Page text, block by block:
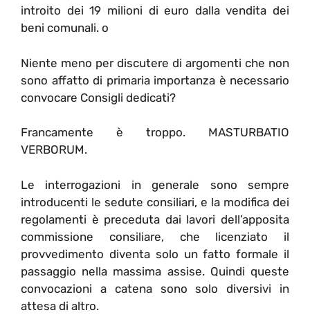
introito dei 19 milioni di euro dalla vendita dei
beni comunali. o
Niente meno per discutere di argomenti che non
sono affatto di primaria importanza è necessario
convocare Consigli dedicati?
Francamente è troppo. MASTURBATIO
VERBORUM.
Le interrogazioni in generale sono sempre
introducenti le sedute consiliari, e la modifica dei
regolamenti è preceduta dai lavori dell’apposita
commissione consiliare, che licenziato il
provvedimento diventa solo un fatto formale il
passaggio nella massima assise. Quindi queste
convocazioni a catena sono solo diversivi in
attesa di altro.